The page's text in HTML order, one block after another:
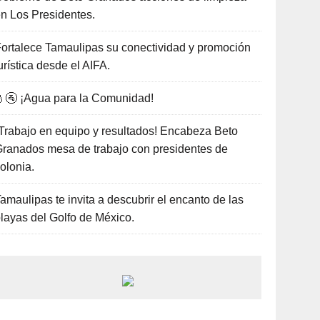
Los Presidentes.
Tamaulipas su conectividad y promoción
desde el AIFA.
¡Agua para la Comunidad!
en equipo y resultados! Encabeza Beto
mesa de trabajo con presidentes de
te invita a descubrir el encanto de las
del Golfo de México.